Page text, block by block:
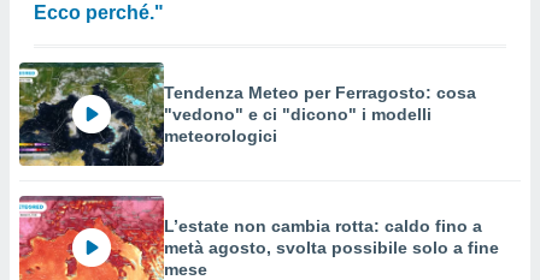
Ecco perché."
Tendenza Meteo per Ferragosto: cosa
"vedono" e ci "dicono" i modelli
meteorologici
L’estate non cambia rotta: caldo fino a
metà agosto, svolta possibile solo a fine
mese